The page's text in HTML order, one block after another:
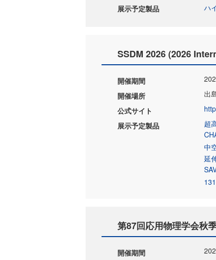
展示予定製品
ハ
SSDM 2026 (2026
開催期間
開催場所
出
公式サイト
展示予定製品
超
中
延
第87回応用物理学会秋
開催期間